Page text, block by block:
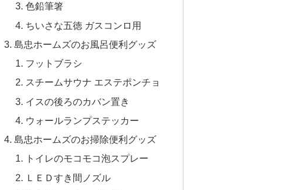
色鉛筆箸
ちいさな五徳 ガスコンロ用
島忠ホームズのお風呂便利グッズ
フットブラシ
スチームサウナ エステポンチョ
イスの後ろのカバン置き
ウォールランプステッカー
島忠ホームズのお掃除便利グッズ
トイレのモコモコ泡スプレー
ＬＥＤすき間ノズル